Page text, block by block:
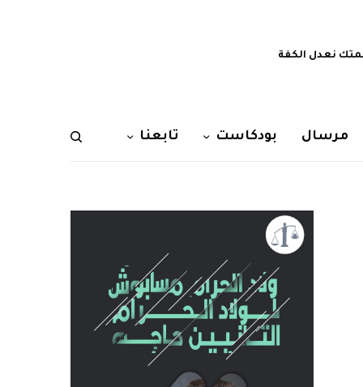
نعدل الكفة
مرسال بودكاست تابعنا